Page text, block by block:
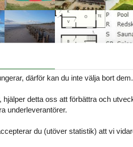
Rim med mange
indrettet hus med køkken i
er kabel-tv. Kort afstand til indkøb,
därför kan du inte välja bort dem.
detta oss att förbättra och
underleverantörer.
du (utöver statistik) att vi